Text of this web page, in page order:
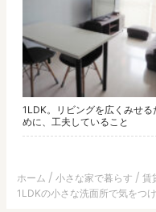
1LDK。リビングを広くみせる
めに、工夫していること
ホーム 小さな家で暮らす
賃
1LDKの小さな洗面所で気をつ